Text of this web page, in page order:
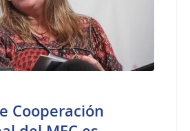
Cooperación